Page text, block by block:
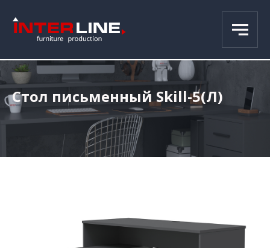
Стол письменный Skill-5(Л)